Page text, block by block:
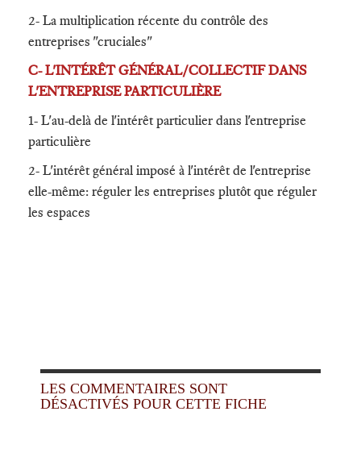
2- La multiplication récente du contrôle des
entreprises "cruciales"
C- L'INTÉRÊT GÉNÉRAL/COLLECTIF DANS
L'ENTREPRISE PARTICULIÈRE
1- L'au-delà de l'intérêt particulier dans l'entreprise
particulière
2- L'intérêt général imposé à l'intérêt de l'entreprise
elle-même: réguler les entreprises plutôt que réguler
les espaces
LES COMMENTAIRES SONT
DÉSACTIVÉS POUR CETTE FICHE